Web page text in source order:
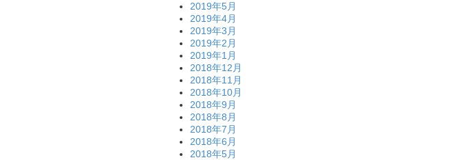
2019年5月
2019年4月
2019年3月
2019年2月
2019年1月
2018年12月
2018年11月
2018年10月
2018年9月
2018年8月
2018年7月
2018年6月
2018年5月